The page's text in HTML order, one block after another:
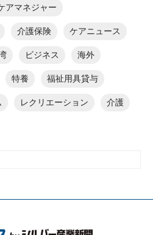
アマネジャー
介護保険 ケアニュース
ビジネス 海外
特養 福祉用具貸与
レクリエーション 介護